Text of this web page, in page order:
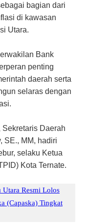
bagian dari
di kawasan
Utara.
Bank
penting
daerah serta
selaras dengan
Sekretaris Daerah
SE., MM, hadiri
selaku Ketua
Kota Ternate.
Utara Resmi Lolos
(Capaska) Tingkat